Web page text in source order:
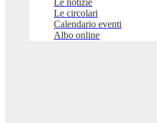
Le notizie
Le circolari
Calendario eventi
Albo online